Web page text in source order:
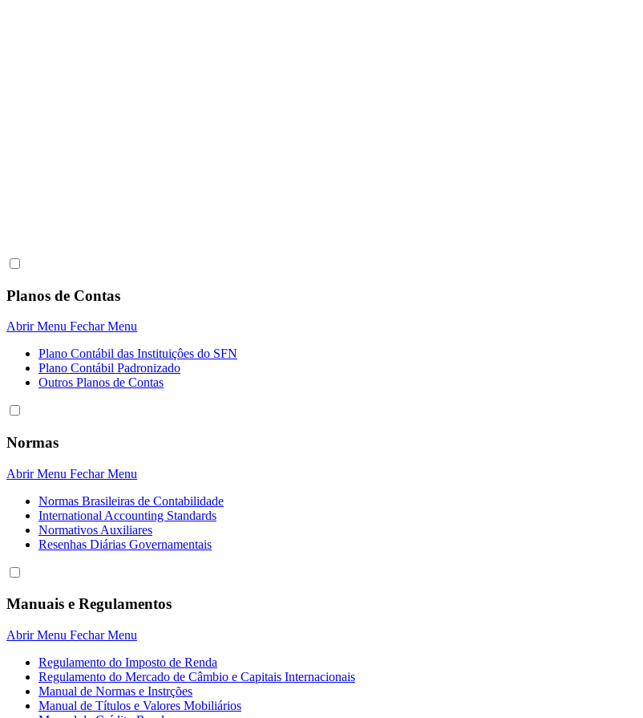
Planos de Contas
Abrir Menu Fechar Menu
Plano Contábil das Instituiçôes do SFN
Plano Contábil Padronizado
Outros Planos de Contas
Normas
Abrir Menu Fechar Menu
Normas Brasileiras de Contabilidade
International Accounting Standards
Normativos Auxiliares
Resenhas Diárias Governamentais
Manuais e Regulamentos
Abrir Menu Fechar Menu
Regulamento do Imposto de Renda
Regulamento do Mercado de Câmbio e Capitais Internacionais
Manual de Normas e Instrções
Manual de Títulos e Valores Mobiliários